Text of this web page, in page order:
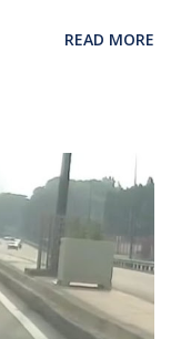
pihak polis
disahkan
terkena tembakan,
kecederaan.
cedera
selepas dibawa
kini sedang giat
READ MORE